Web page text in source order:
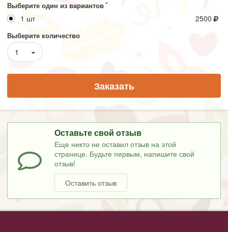
Выберите один из вариантов
1 шт 2500
Выберите количество
1
Заказать
Оставьте свой отзыв
Еще никто не оставил отзыв на этой
странице. Будьте первым, напишите свой
отзыв!
Оставить отзыв